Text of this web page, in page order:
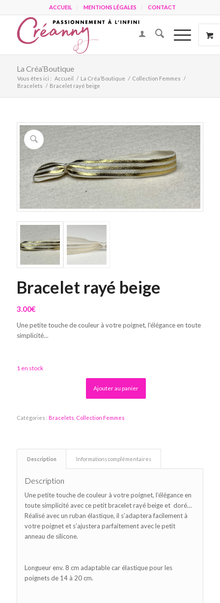
ACCUEIL MENTIONS LÉGALES CONTACT
La Créa’Boutique
Vous êtes ici : Accueil / La Créa’Boutique / Collection Femmes /
Bracelets / Bracelet rayé beige
Bracelet rayé beige
3.00€
Une petite touche de couleur à votre poignet, l’élégance en toute
simplicité…
1 en stock
Ajouter au panier
Catégories : Bracelets Collection Femmes
Description Informations complémentaires
Description
Une petite touche de couleur à votre poignet, l’élégance en
toute simplicité avec ce petit bracelet rayé beige et doré…
Réalisé avec un ruban élastique, il s’adaptera facilement à
votre poignet et s’ajustera parfaitement avec le petit
anneau de silicone.
Longueur env. 8 cm adaptable car élastique pour les
poignets de 14 à 20 cm.